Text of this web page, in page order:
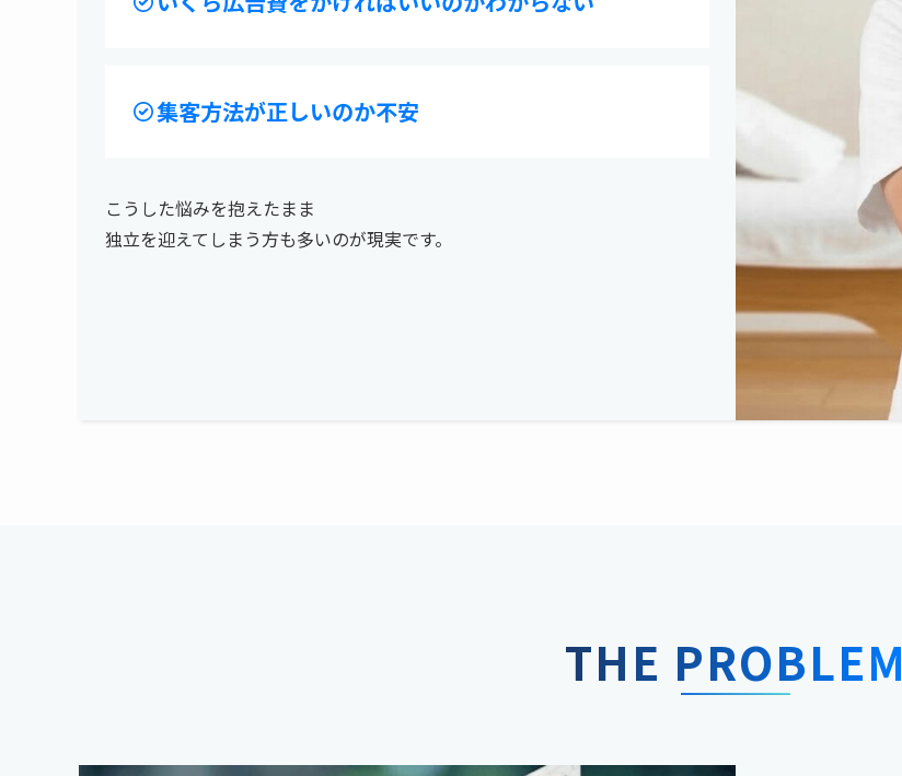
集客方法が正しいのか不安
こうした悩みを抱えたまま
独立を迎えてしまう方も多いのが現実です。
THE PROBLEM